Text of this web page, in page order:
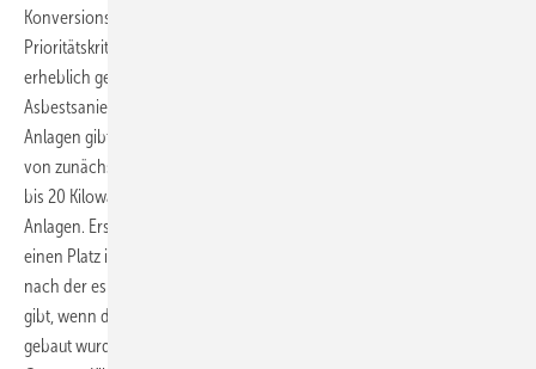
Konversionsflächen gibt es keine Vergütung mehr. Auch die
Prioritätskriterien für die Vergabe der Listenplätze im Register werden
erheblich geändert. Bevorzugt sind Dachanlagen, die bei einer
Asbestsanierung des Daches gleich mit installiert werden. Für diese
Anlagen gibt es zusätzlich zur Einspeisevergütung einen Extrabonus
von zunächst drei Cent pro Kilowattstunde bei einer Anlagenleistung
bis 20 Kilowatt und zwei Cent pro Kilowattstunde bei größeren
Anlagen. Erst danach bekommen Dachanlagen ohne Asbestsanierung
einen Platz in der Liste. Erhalten bleibt die local-content-Regelung,
nach der es einen Bonus von zunächst zwei Cent pro Kilowattstunde
gibt, wenn die Anlage mit Komponenten aus europäischer Produktion
gebaut wurde. Diese Prämie reduziert sich am 1. Januar 2014 auf ein